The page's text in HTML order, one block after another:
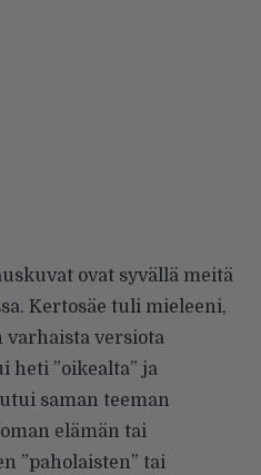
ovat syvällä meitä
Kertosäe tuli mieleeni,
varhaista versiota
heti ”oikealta” ja
saman teeman
elämän tai
”paholaisten” tai